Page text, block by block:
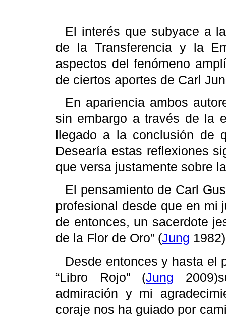
El interés que subyace a
de la Transferencia y la
aspectos del fenómeno
de ciertos aportes de Carl
En apariencia ambos
sin embargo a través de la
llegado a la conclusión de
Desearía estas reflexiones
que versa justamente sobre
El pensamiento de Carl
profesional desde que en mi
de entonces, un sacerdote
de la Flor de Oro” (Jung
Desde entonces y hasta el
“Libro Rojo” (Jung 2009
admiración y mi
coraje nos ha guiado por